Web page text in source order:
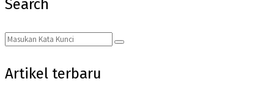
Search
Search
for:
Search
Artikel terbaru